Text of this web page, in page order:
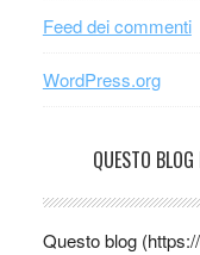
Feed dei commenti
WordPress.org
QUESTO
Questo blog